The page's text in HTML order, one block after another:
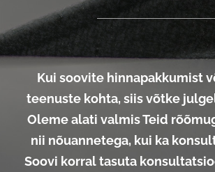
Kui soovite hinnapakkumist
teenuste kohta, siis võtke
Oleme alati valmis Teid
nii nõuannetega, kui ka
Soovi korral tasuta